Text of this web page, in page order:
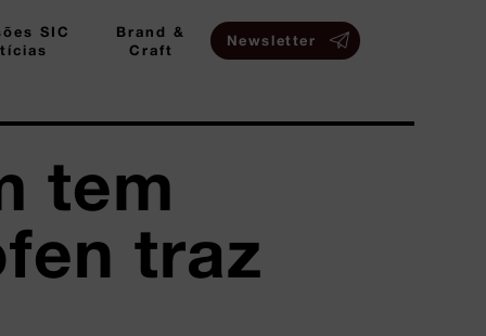
SIC
Brand &
Craft
Newsletter
tem
traz